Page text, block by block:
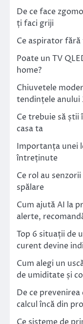
De ce face
ți faci griji
Ce aspirator
Poate un TV
home?
Chiuvetele
tendințele anului
Ce trebuie să știi
casa ta
Importanța unei
întreținute
Ce rol au
spălare
Cum ajută AI la
alerte,
Top 6 situații de
curent devine
Cum alegi un
de umiditate și
De ce
calcul încă din